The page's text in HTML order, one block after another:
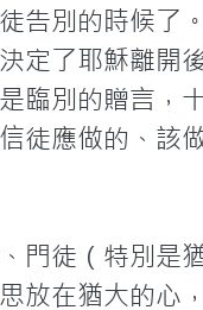
告別的時候了
定了耶穌離開
臨別的贈言，
徒應做的、該
門徒（特別是
放在猶大的心